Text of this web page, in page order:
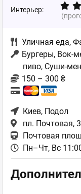
Интерьер:
Уличная еда,
Бургеры, Вок-
пиво, Суши-
150 – 300 ₴
Киев, Подол
пл. Почтовая, 3
Почтовая
Пн–Чт, Вс